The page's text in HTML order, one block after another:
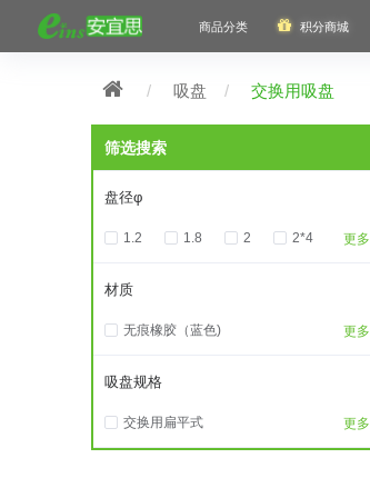
商品分类 积分商城
吸盘 交换用吸盘
筛选搜索
盘径φ
1.2 1.8 2
2*4
5*15
6*18
6.5
10
12.7
13
更多
材质
无痕橡胶（蓝色)
硅胶（白色透明）
更多
吸盘规格
交换用扁平式
交换用波纹管式1.5段
更多